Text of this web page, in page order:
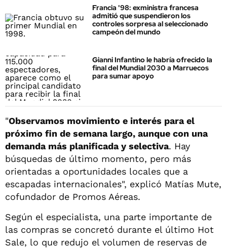
Francia '98: exministra francesa
admitió que suspendieron los
controles sorpresa al seleccionado
campeón del mundo
Gianni Infantino le habría ofrecido la
final del Mundial 2030 a Marruecos
para sumar apoyo
"Observamos movimiento e interés para el
próximo fin de semana largo, aunque con una
demanda más planificada y selectiva. Hay
búsquedas de último momento, pero más
orientadas a oportunidades locales que a
escapadas internacionales", explicó Matías Mute,
cofundador de Promos Aéreas.
Según el especialista, una parte importante de
las compras se concretó durante el último Hot
Sale, lo que redujo el volumen de reservas de